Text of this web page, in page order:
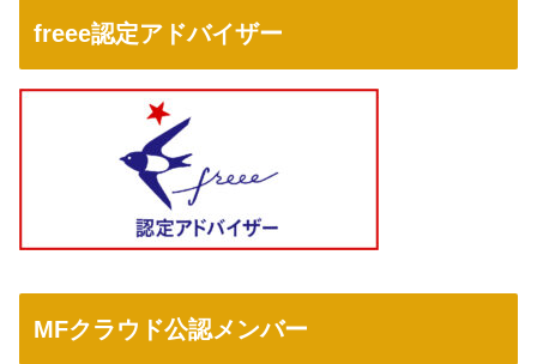
freee認定アドバイザー
MFクラウド公認メンバー